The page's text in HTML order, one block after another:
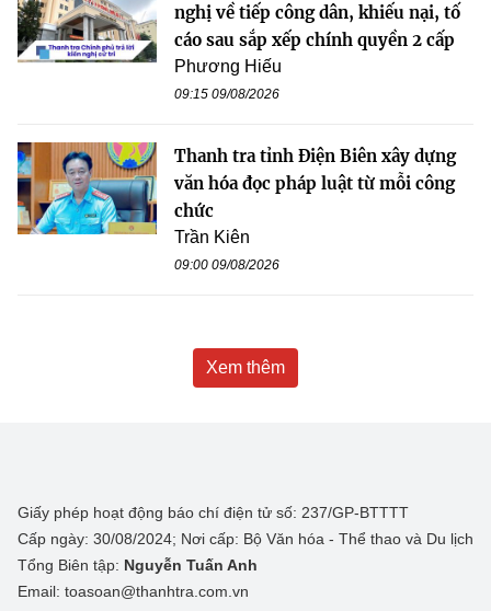
nghị về tiếp công dân, khiếu nại, tố
cáo sau sắp xếp chính quyền 2 cấp
Phương Hiếu
09:15 09/08/2026
Thanh tra tỉnh Điện Biên xây dựng
văn hóa đọc pháp luật từ mỗi công
chức
Trần Kiên
09:00 09/08/2026
Xem thêm
Giấy phép hoạt động báo chí điện tử số: 237/GP-BTTTT
Cấp ngày: 30/08/2024; Nơi cấp: Bộ Văn hóa - Thể thao và Du lịch
Tổng Biên tập: Nguyễn Tuấn Anh
Email: toasoan@thanhtra.com.vn